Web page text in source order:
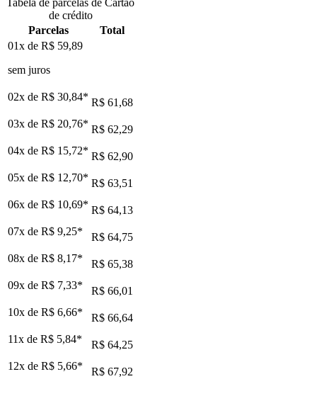
Tabela de parcelas de Cartão
de crédito
Parcelas
Total
01x de R$ 59,89
sem juros
02x de R$ 30,84* R$ 61,68
03x de R$ 20,76* R$ 62,29
04x de R$ 15,72* R$ 62,90
05x de R$ 12,70* R$ 63,51
06x de R$ 10,69* R$ 64,13
07x de R$ 9,25*
R$ 64,75
08x de R$ 8,17*
R$ 65,38
09x de R$ 7,33*
R$ 66,01
10x de R$ 6,66*
R$ 66,64
11x de R$ 5,84*
R$ 64,25
12x de R$ 5,66* R$ 67,92